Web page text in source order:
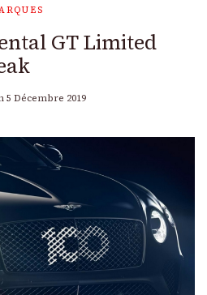
GT Limited
5 Décembre 2019